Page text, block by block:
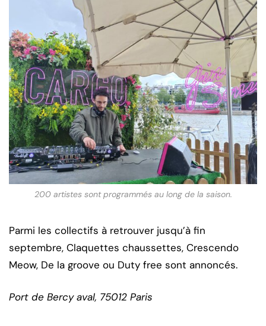
200 artistes sont programmés au long de la saison.
Parmi les collectifs à retrouver jusqu’à fin
septembre, Claquettes chaussettes, Crescendo
Meow, De la groove ou Duty free sont annoncés.
Port de Bercy aval, 75012 Paris